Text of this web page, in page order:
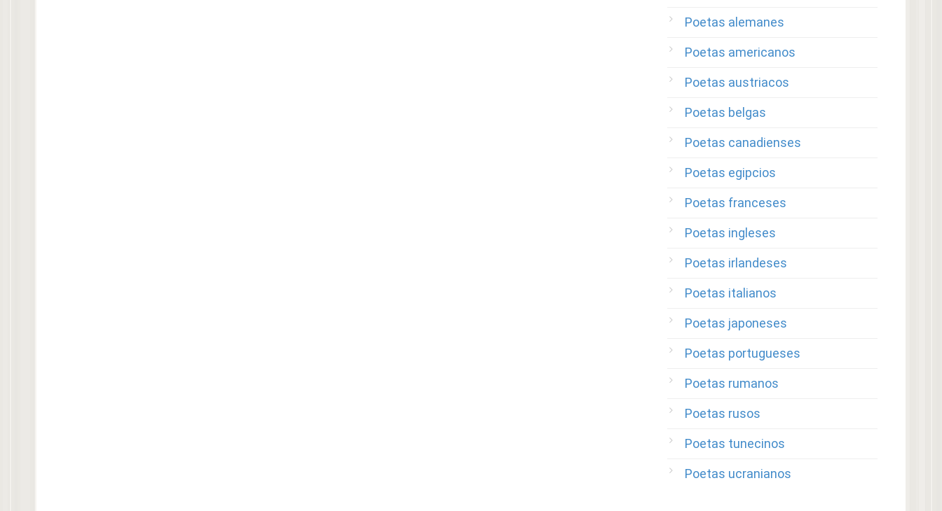
Poetas alemanes
Poetas americanos
Poetas austriacos
Poetas belgas
Poetas canadienses
Poetas egipcios
Poetas franceses
Poetas ingleses
Poetas irlandeses
Poetas italianos
Poetas japoneses
Poetas portugueses
Poetas rumanos
Poetas rusos
Poetas tunecinos
Poetas ucranianos